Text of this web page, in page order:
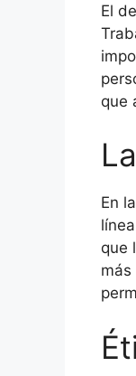
El
que
En
que
más